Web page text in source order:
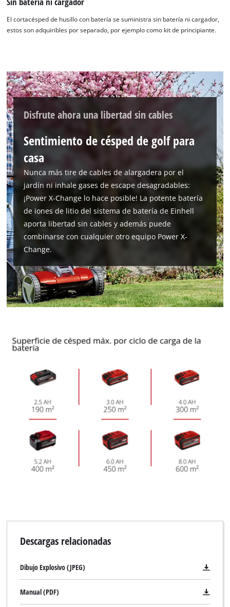
the site with their CMP to add this content
to the list of technologies used.
El cortacésped de husillo con batería se suministra sin batería ni cargador,
estos son adquiribles por separado, por ejemplo como kit de principiante.
Disfrute ahora una libertad sin cables
Sentimiento de césped de golf para
casa
Nunca más tire de cables de alargadera por el
jardín ni inhale gases de escape desagradables:
¡Power X-Change lo hace posible! La potente batería
de iones de litio del sistema de batería de Einhell
aporta libertad sin cables y además puede
combinarse con cualquier otro equipo Power X-
Change.
Descargas relacionadas
Dibujo Explosivo (JPEG)
Manual (PDF)